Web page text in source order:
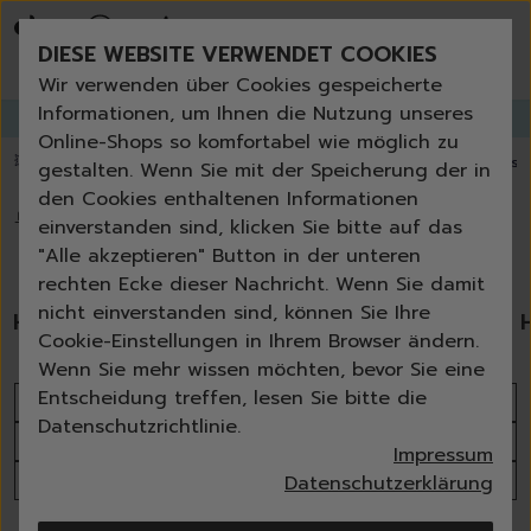
Bestseller
Angebote der Woche
Neu
Essentials für dein Zuhause
Universal & Ökoprodukte
Spring by Jenna
Sets
Reiniger
Küche
Bad | WC
Fenster | Glas | Spiegel
Möbelreiniger
Bodenreiniger
Wischmopps | Besen |
Außenreiniger
Bürsten
Zubehör
Nature All - Öko Reinigung
Erneut bestellen
GANGLETTERabonnieren undbis zu 30%Rabatt erhalten!
💥 Fugenbürste gratis ab 60 € Bestellwert⭐️ 4,8 TrustPilot score📦
🏠 Hygiene
Hygiene
Handseifen Handschuhe Müllbeutel | Eimer
Sortieren nach
Alle Filter
DIESE WEBSITE VERWENDET COOKIES
Wir verwenden über Cookies gespeicherte
Informationen, um Ihnen die Nutzung unseres
Online-Shops so komfortabel wie möglich zu
gestalten. Wenn Sie mit der Speicherung der in
den Cookies enthaltenen Informationen
einverstanden sind, klicken Sie bitte auf das
"Alle akzeptieren" Button in der unteren
rechten Ecke dieser Nachricht. Wenn Sie damit
nicht einverstanden sind, können Sie Ihre
Cookie-Einstellungen in Ihrem Browser ändern.
Wenn Sie mehr wissen möchten, bevor Sie eine
Entscheidung treffen, lesen Sie bitte die
Datenschutzrichtlinie.
Impressum
Datenschutzerklärung